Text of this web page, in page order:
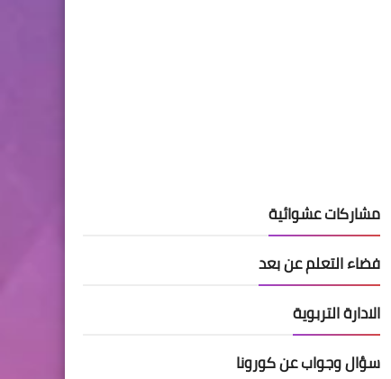
مشاركات عشوائية
فضاء التعلم عن بعد
الادارة التربوية
سؤال وجواب عن كورونا